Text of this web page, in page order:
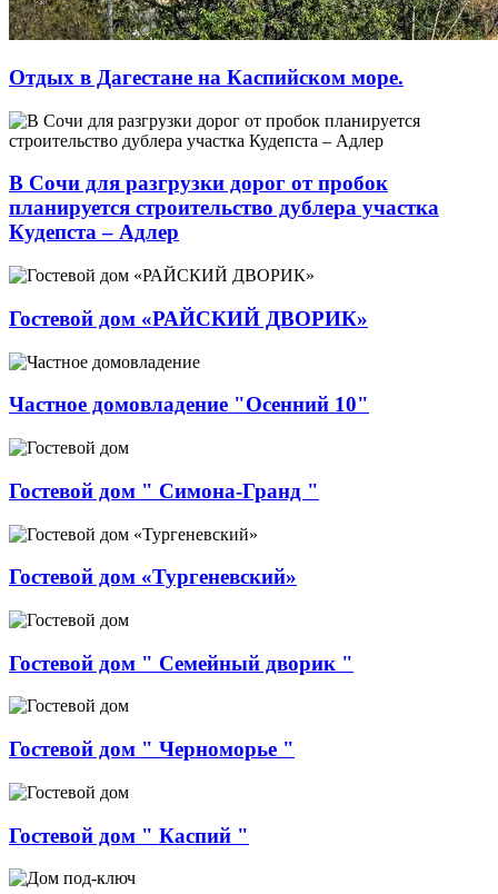
Отдых в Дагестане на Каспийском море.
В Сочи для разгрузки дорог от пробок
планируется строительство дублера участка
Кудепста – Адлер
Гостевой дом «РАЙСКИЙ ДВОРИК»
Частное домовладение "Осенний 10"
Гостевой дом " Симона-Гранд "
Гостевой дом «Тургеневский»
Гостевой дом " Семейный дворик "
Гостевой дом " Черноморье "
Гостевой дом " Каспий "